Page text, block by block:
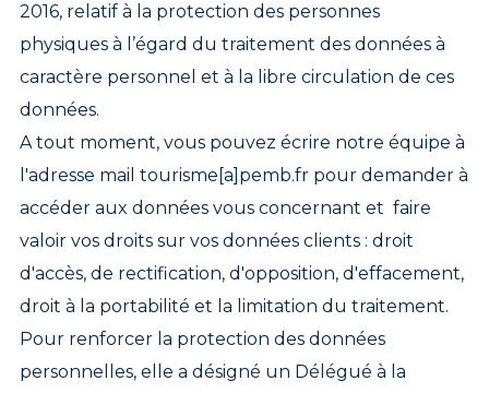
2016, relatif à la protection des personnes
physiques à l’égard du traitement des données à
caractère personnel et à la libre circulation de ces
données.
A tout moment, vous pouvez écrire notre équipe à
l'adresse mail tourisme[a]pemb.fr pour demander à
accéder aux données vous concernant et faire
valoir vos droits sur vos données clients : droit
d'accès, de rectification, d'opposition, d'effacement,
droit à la portabilité et la limitation du traitement.
Pour renforcer la protection des données
personnelles, elle a désigné un Délégué à la